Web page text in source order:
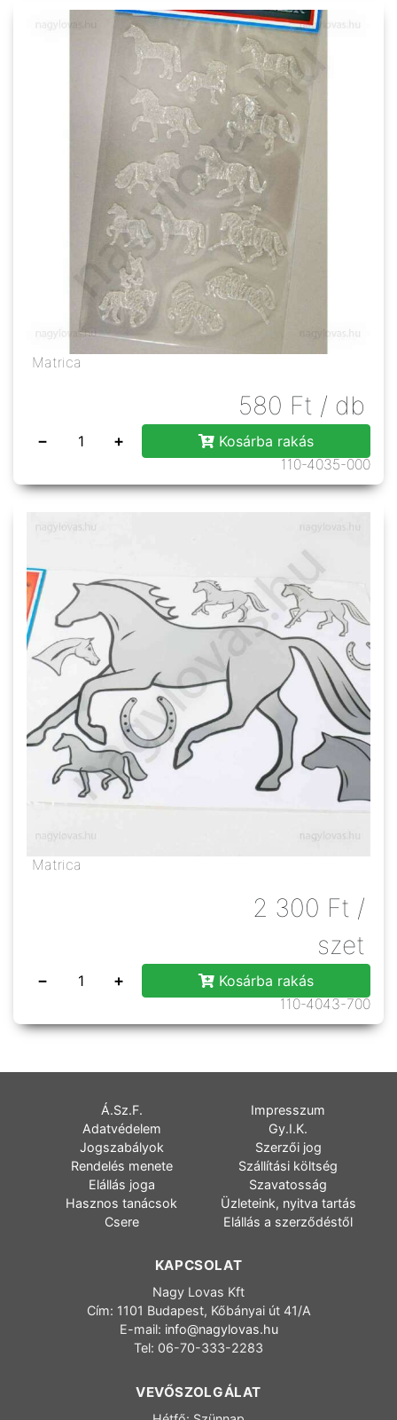
Matrica
580 Ft / db
− +
Kosárba rakás
110-4035-000
Matrica
2 300 Ft /
szet
− +
Kosárba rakás
110-4043-700
Á.Sz.F.
Impresszum
Adatvédelem
Gy.I.K.
Jogszabályok
Szerzői jog
Rendelés menete
Szállítási költség
Elállás joga
Szavatosság
Hasznos tanácsok
Üzleteink, nyitva tartás
Csere
Elállás a szerződéstől
KAPCSOLAT
Nagy Lovas Kft
Cím: 1101 Budapest, Kőbányai út 41/A
E-mail: info@nagylovas.hu
Tel: 06-70-333-2283
VEVŐSZOLGÁLAT